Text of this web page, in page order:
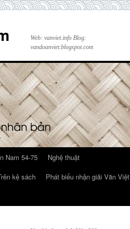
Web: vanviet.info Blog:
vandoanviet.blogspot.com
Nam 54-75
Nghệ thuật
kệ sách
Phát biểu nhận giải Văn Việt